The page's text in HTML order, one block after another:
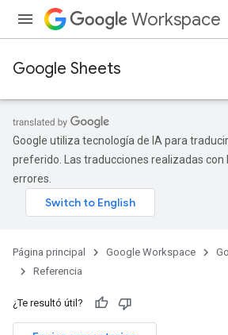
Workspace
Google Sheets
Google utiliza tecnología de IA para
preferido. Las traducciones realizadas con
errores.
Página principal Google Workspace
Referencia
¿Te resultó útil?